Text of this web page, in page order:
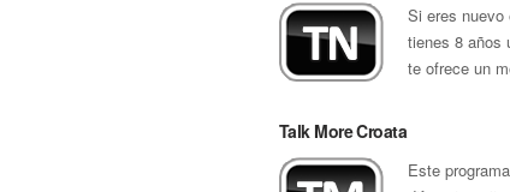
Si eres nuevo
tienes 8 años
te ofrece un
Talk More Croata
Este